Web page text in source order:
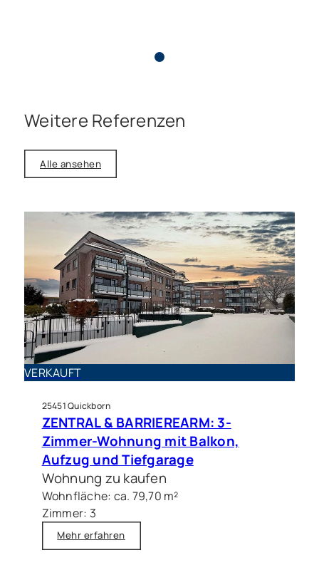
Haus zu kaufen in Quickborn
Ein Traumhaus um das Sie
jeder beneiden wird!
Weitere Referenzen
Alle ansehen
VERKAUFT
25451 Quickborn
ZENTRAL & BARRIEREARM: 3-
Zimmer-Wohnung mit Balkon,
Aufzug und Tiefgarage
Wohnung zu kaufen
Wohnfläche: ca. 79,70 m²
Zimmer: 3
Mehr erfahren